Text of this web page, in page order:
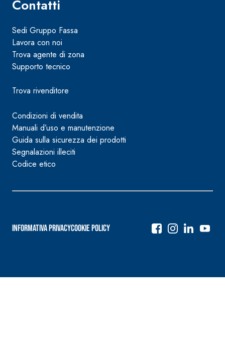
Contatti
Sedi Gruppo Fassa
Lavora con noi
Trova agente di zona
Supporto tecnico
Trova rivenditore
Condizioni di vendita
Manuali d’uso e manutenzione
Guida sulla sicurezza dei prodotti
Segnalazioni illeciti
Codice etico
Informativa PrivacyCookie Policy